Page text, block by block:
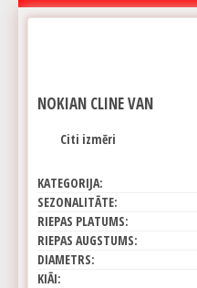
NOKIAN CLINE VAN
Citi izmēri
KATEGORIJA:
SEZONALITĀTE:
RIEPAS PLATUMS:
RIEPAS AUGSTUMS:
DIAMETRS:
KIĀI: